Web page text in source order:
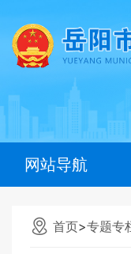
网站导航
首页>专题专